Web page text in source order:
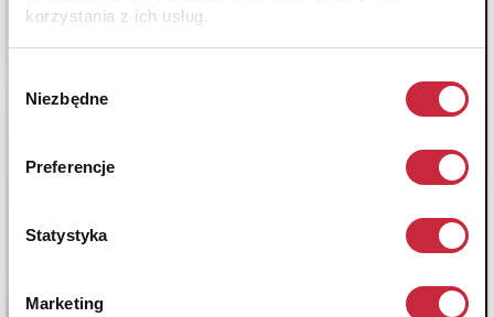
korzystania z ich usług.
zgody
Niezbędne
Preferencje
Statystyka
Marketing